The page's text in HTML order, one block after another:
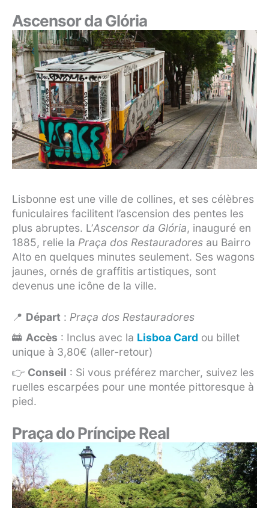
Ascensor da Glória
Lisbonne est une ville de collines, et ses célèbres
funiculaires facilitent l’ascension des pentes les
plus abruptes. L’Ascensor da Glória, inauguré en
1885, relie la Praça dos Restauradores au Bairro
Alto en quelques minutes seulement. Ses wagons
jaunes, ornés de graffitis artistiques, sont
devenus une icône de la ville.
📍 Départ : Praça dos Restauradores
🚋 Accès : Inclus avec la Lisboa Card ou billet
unique à 3,80€ (aller-retour)
👉 Conseil : Si vous préférez marcher, suivez les
ruelles escarpées pour une montée pittoresque à
pied.
Praça do Príncipe Real